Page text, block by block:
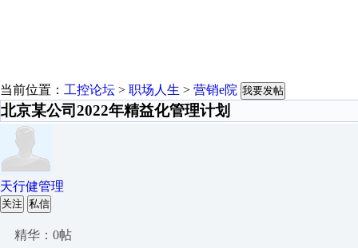
当前位置： 工控论坛 > 职场人生 > 营销e院 我要发帖
北京某公司2022年精益化管理计划
天行健管理
关注 私信
精华：0帖